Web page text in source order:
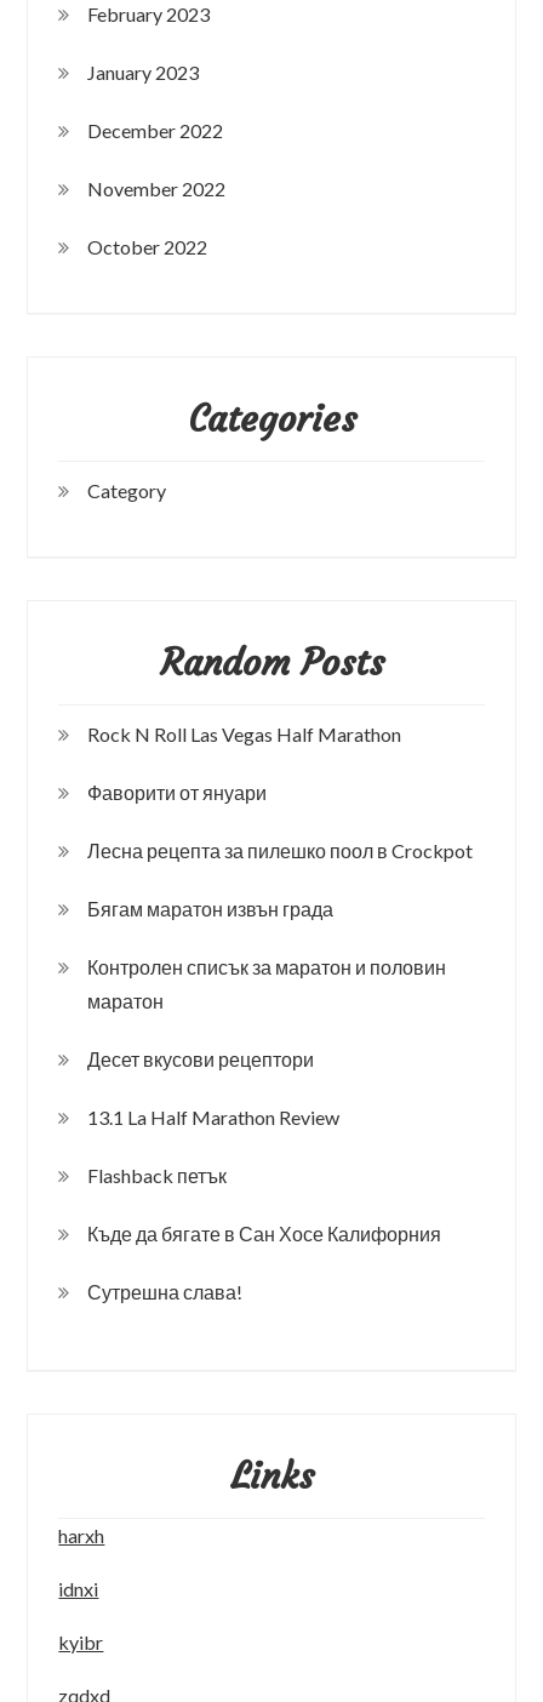
February 2023
January 2023
December 2022
November 2022
October 2022
Categories
Category
Random Posts
Rock N Roll Las Vegas Half Marathon
Фаворити от януари
Лесна рецепта за пилешко поол в Crockpot
Бягам маратон извън града
Контролен списък за маратон и половин
маратон
Десет вкусови рецептори
13.1 La Half Marathon Review
Flashback петък
Къде да бягате в Сан Хосе Калифорния
Сутрешна слава!
Links
harxh
idnxi
kyibr
zqdxd